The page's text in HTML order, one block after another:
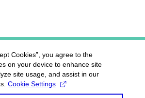
Cookies”, you agree to the
on your device to enhance site
site usage, and assist in our
Cookie Settings